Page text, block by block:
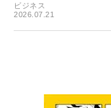
ビジネス
2026.07.21